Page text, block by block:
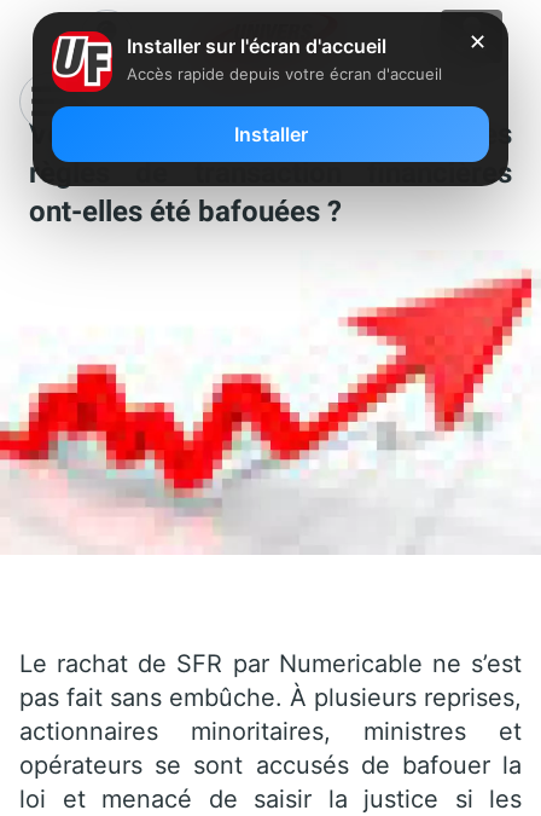
Vente de SFR à Numericable : les
règles de transaction financières
ont-elles été bafouées ?
Le rachat de SFR par Numericable ne s’est
pas fait sans embûche. À plusieurs reprises,
actionnaires minoritaires, ministres et
opérateurs se sont accusés de bafouer la
loi et menacé de saisir la justice si les
✕
Installer sur l'écran d'accueil
Accès rapide depuis votre écran d'accueil
Installer